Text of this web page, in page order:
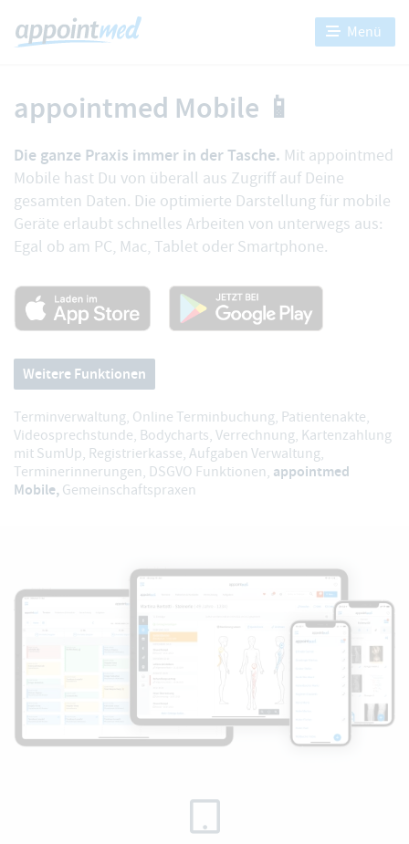
Menü
appointmed Mobile 📱
Die ganze Praxis immer in der Tasche. Mit appointmed
Mobile hast Du von überall aus Zugriff auf Deine
gesamten Daten. Die optimierte Darstellung für mobile
Geräte erlaubt schnelles Arbeiten von unterwegs aus:
Egal ob am PC, Mac, Tablet oder Smartphone.
Weitere Funktionen
Terminverwaltung, Online Terminbuchung, Patientenakte,
Videosprechstunde, Bodycharts, Verrechnung, Kartenzahlung
mit SumUp, Registrierkasse, Aufgaben Verwaltung,
Terminerinnerungen, DSGVO Funktionen, appointmed
Mobile, Gemeinschaftspraxen